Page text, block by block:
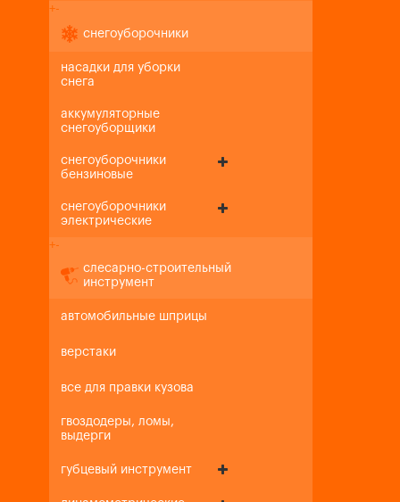
+-
снегоуборочники
насадки для уборки
снега
аккумуляторные
снегоуборщики
снегоуборочники
бензиновые
снегоуборочники
электрические
+-
слесарно-строительный
инструмент
автомобильные шприцы
верстаки
все для правки кузова
гвоздодеры, ломы,
выдерги
губцевый инструмент